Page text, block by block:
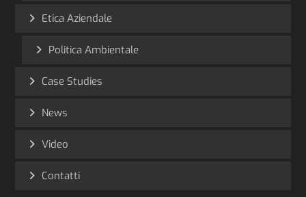
Etica Aziendale
Politica Ambientale
Case Studies
News
Video
Contatti